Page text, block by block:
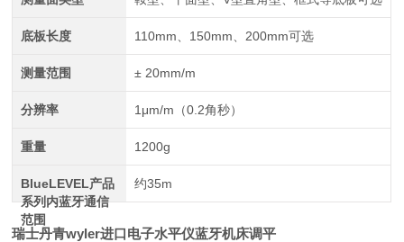
底板长度 110mm、150mm、200mm可选
测量范围 ± 20mm/m
分辨率 1μm/m（0.2角秒）
重量 1200g
BlueLEVEL产品
系列内蓝牙通信
范围
约35m
瑞士丹青wyler进口电子水平仪蓝牙机床调平